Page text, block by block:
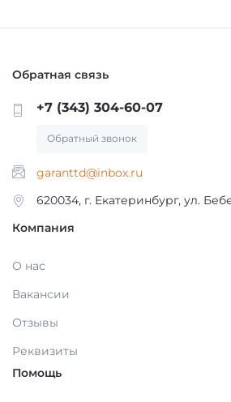
МАТЕРИАЛЫ /
МАТЕРИАЛЫ И
ПЛОМБИРОВАНИЯ ЗУБОВ
МАТЕРИАЛЫ ДЛЯ ИЗОЛЯЦИИ
ПОЛЯ
ПРОВОЛОКА, ГИЛЬЗЫ, ШИНЫ,
(без срока)
УТИЛИЗАЦИЯ ОТХОДОВ
Обратная связь
+7 (343) 304-60-07
Обратный звонок
garanttd@inbox.ru
620034, г. Екатеринбург, ул.
Компания
О нас
Вакансии
Отзывы
Реквизиты
Помощь